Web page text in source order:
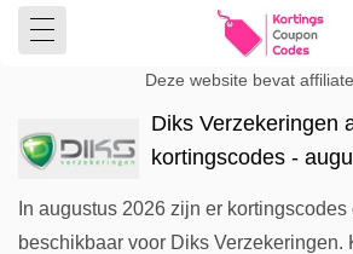
Deze website bevat
Diks Verzekeringen
kortingscodes -
In augustus 2026 zijn er
beschikbaar voor Diks Verzekeringen.